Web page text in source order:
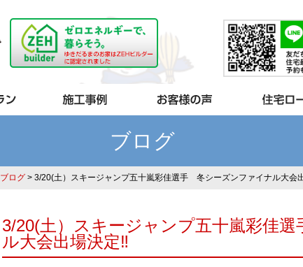
ブログ
ブログ > 3/20(土）スキージャンプ五十嵐彩佳選手 冬シーズンファイナル大会
3/20(土）スキージャンプ五十嵐彩佳
ル大会出場決定‼︎